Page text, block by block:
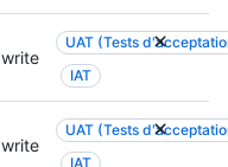
p
e
ê
t
i
n
p
e
write
UAT (Tests
IAT
write
UAT (Tests
IAT